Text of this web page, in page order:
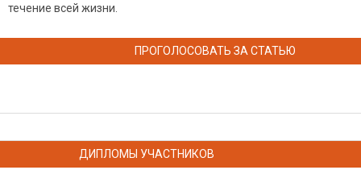
течение всей жизни.
ПРОГОЛОСОВАТЬ ЗА СТАТЬЮ
ДИПЛОМЫ УЧАСТНИКОВ